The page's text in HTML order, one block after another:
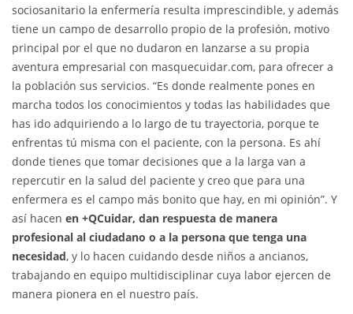
sociosanitario la enfermería resulta imprescindible, y además
tiene un campo de desarrollo propio de la profesión, motivo
principal por el que no dudaron en lanzarse a su propia
aventura empresarial con masquecuidar.com, para ofrecer a
la población sus servicios. “Es donde realmente pones en
marcha todos los conocimientos y todas las habilidades que
has ido adquiriendo a lo largo de tu trayectoria, porque te
enfrentas tú misma con el paciente, con la persona. Es ahí
donde tienes que tomar decisiones que a la larga van a
repercutir en la salud del paciente y creo que para una
enfermera es el campo más bonito que hay, en mi opinión”. Y
así hacen en +QCuidar, dan respuesta de manera
profesional al ciudadano o a la persona que tenga una
necesidad, y lo hacen cuidando desde niños a ancianos,
trabajando en equipo multidisciplinar cuya labor ejercen de
manera pionera en el nuestro país.